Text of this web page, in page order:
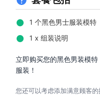
1 个黑色男士服装模特
1 x 组装说明
立即购买您的黑色男装模
服装！
您还可以考虑添加满意顾客的